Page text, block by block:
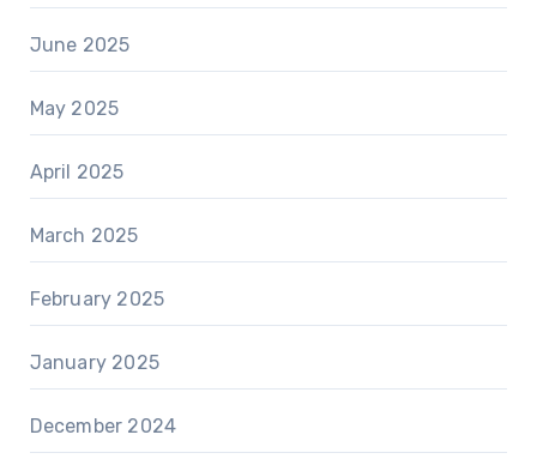
June 2025
May 2025
April 2025
March 2025
February 2025
January 2025
December 2024